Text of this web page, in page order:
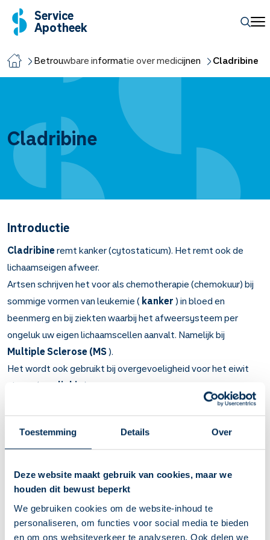
Toestemming Details Over
Deze website maakt gebruik van cookies, maar we
houden dit bewust beperkt
We gebruiken cookies om de website-inhoud te
personaliseren, om functies voor social media te bieden
en om ons websiteverkeer te analyseren. Ook delen we
Service
Apotheek
Betrouwbare informatie over medicijnen Cladribine
Cladribine
Introductie
Cladribineremt kanker (cytostaticum). Het remt ook de
lichaamseigen afweer.
Artsen schrijven het voor als chemotherapie (chemokuur) bij
sommige vormen van leukemie ( kanker) in bloed en
beenmerg en bij ziekten waarbij het afweersysteem per
ongeluk uw eigen lichaamscellen aanvalt. Namelijk bij
Multiple Sclerose (MS).
Het wordt ook gebruikt bij overgevoeligheid voor het eiwit
gluten (
coeliakie ).
Belangrijk om te weten over Cladribine
Cladribine remt kanker (cytostaticum). Het onderdrukt
ook de lichaamseigen afweer.
Multiple Sclerose (MS) en bij overgevoeligheid voor het
eiwit gluten (coeliakie).
Tabletten: innemen zonder kauwen met een half glas
water.
Vraag een doseerschema met de dagen waarop u